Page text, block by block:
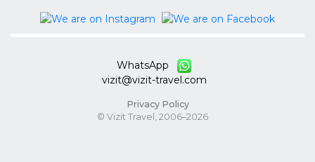
© Vizit Travel, 2006–2026
Privacy Policy
WhatsApp
vizit@vizit-travel.com